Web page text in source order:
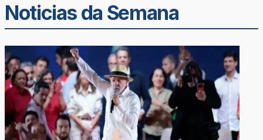
Noticias da Semana